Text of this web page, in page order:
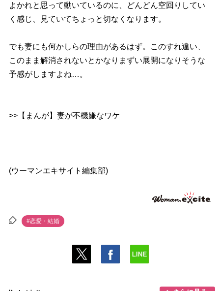
よかれと思って動いているのに、どんどん空回りしてい
く感じ、見ていてちょっと切なくなります。
でも妻にも何かしらの理由があるはず。このすれ違い、
このまま解消されないとかなりまずい展開になりそうな
予感がしますよね…。
>>【まんが】妻が不機嫌なワケ
(ウーマンエキサイト編集部)
#恋愛・結婚